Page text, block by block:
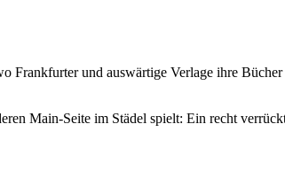
und auswärtige Verlage ihre
Main-Seite im Städel spielt: Ein recht